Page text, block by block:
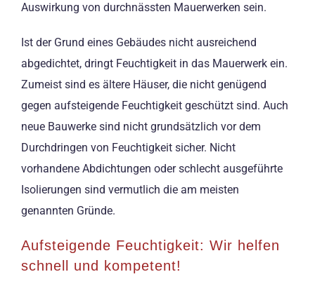
Auswirkung von durchnässten Mauerwerken sein.
Ist der Grund eines Gebäudes nicht ausreichend
abgedichtet, dringt Feuchtigkeit in das Mauerwerk ein.
Zumeist sind es ältere Häuser, die nicht genügend
gegen aufsteigende Feuchtigkeit geschützt sind. Auch
neue Bauwerke sind nicht grundsätzlich vor dem
Durchdringen von Feuchtigkeit sicher. Nicht
vorhandene Abdichtungen oder schlecht ausgeführte
Isolierungen sind vermutlich die am meisten
genannten Gründe.
Aufsteigende Feuchtigkeit: Wir helfen
schnell und kompetent!